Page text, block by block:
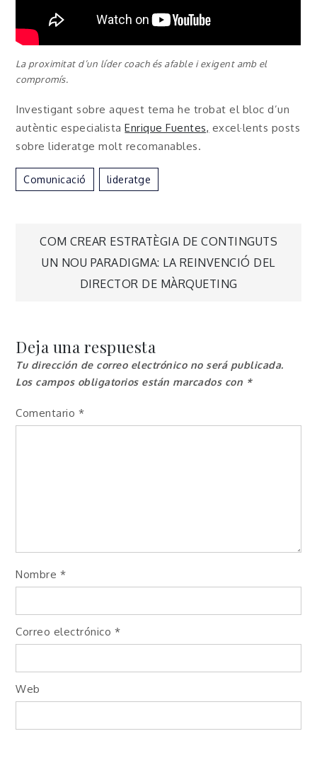
La proximitat d’un líder coach és afable i exigent amb el
compromís.
Investigant sobre aquest tema he trobat el bloc d’un
autèntic especialistaEnrique Fuentes, excel·lents posts
sobre lideratge molt recomanables.
Comunicació Lideratge
Navegación
COM CREAR ESTRATÈGIA DE CONTINGUTS
UN NOU PARADIGMA: LA REINVENCIÓ DEL
DIRECTOR DE MÀRQUETING
Deja una respuesta
Tu dirección de correo electrónico no será publicada.
Los campos obligatorios están marcados con *
Comentario *
Nombre *
Correo electrónico *
Web